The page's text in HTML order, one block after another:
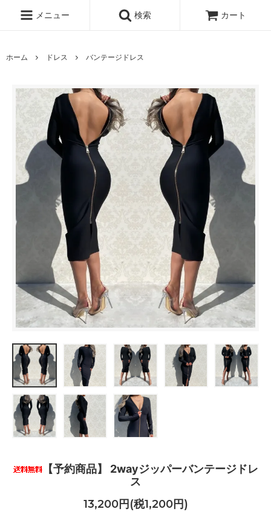
メニュー 検索 カート
ホーム ドレス バンテージドレス
【予約商品】 2wayジッパーバンテージドレ
ス
13,200円(税1,200円)